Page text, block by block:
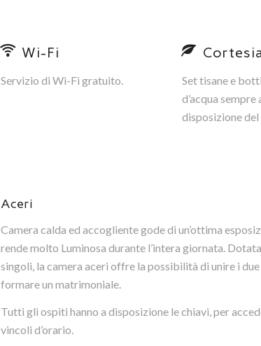
Wi-Fi
Servizio di Wi-Fi gratuito.
Cortesia
Set tisane e
d’acqua sempre
disposizione
Aceri
Camera calda ed accogliente gode di un’ottima
rende molto Luminosa durante l’intera giornata.
singoli, la camera aceri offre la possibilità di unire i
formare un matrimoniale.
Tutti gli ospiti hanno a disposizione le chiavi, per
vincoli d’orario.